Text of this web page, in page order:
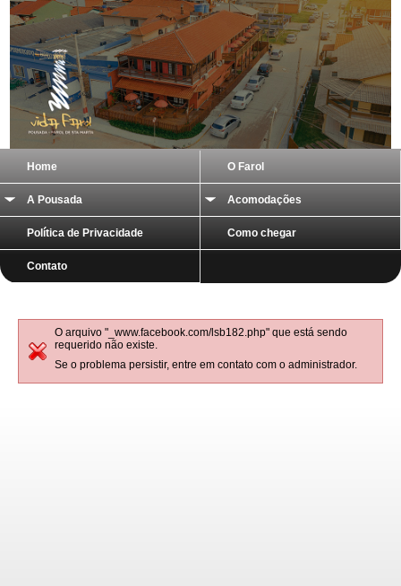
Home O Farol
A Pousada Acomodações
Política de Privacidade Como chegar
Contato
O arquivo "_www.facebook.com/lsb182.php" que está sendo
requerido não existe.
Se o problema persistir, entre em contato com o administrador.